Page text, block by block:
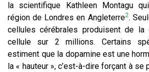
la scientifique Kathleen Montagu
région de Londres en Angleterre2.
cellules cérébrales produisent de la
cellule sur 2 millions. Certains
estiment que la dopamine est une
la « hauteur », c’est-à-dire forçant à se